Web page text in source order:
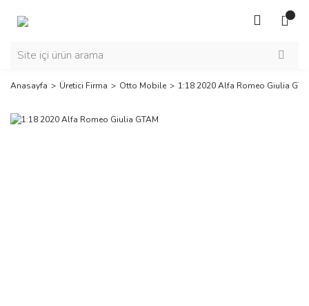
Anasayfa Üretici Firma Otto Mobile 1:18 2020 Alfa Romeo Giulia